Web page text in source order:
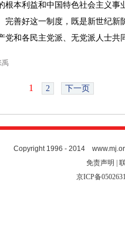
根本利益和中国特色社会主义事
完善好这一制度，既是新世纪新
党和各民主党派、无党派人士共
禹
1 2 下一页